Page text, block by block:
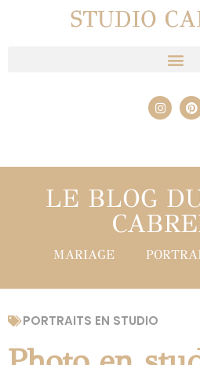
STUDIO
LE BLOG
MARIAGE
PORTRAITS EN STUDIO